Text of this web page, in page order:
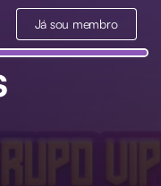
Já sou membro